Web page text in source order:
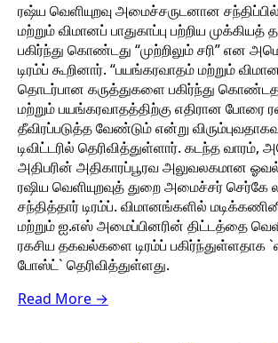
ரஷ்ய வெளியுறவு அமைச்சருடனான
மற்றும் விமானப் பாதுகாப்பு பற்றிய
பகிர்ந்து கொண்டது “முற்றிலும் சரி” என
டிரம்ப் கூறினார். “பயங்கரவாதம் மற்றும்
தொடர்பான கருத்துகளை பகிர்ந்து
மற்றும் பயங்கரவாதத்திற்கு எதிரான போரை
தீவிரப்படுத்த வேண்டும் என்று
டிவிட்டரில் தெரிவித்துள்ளார். கடந்த வாரம்,
அதிபரின் அதிகாரப்பூரவ அலுவலகமான
ரஷிய வெளியுறவுத் துறை அமைச்சர்
சந்தித்தார் டிரம்ப். விமானங்களில்
மற்றும் ஐ.எஸ் அமைப்பினரின் திட்டத்தை
ரகசிய தகவல்களை டிரம்ப் பகிர்ந்துள்ளதாக
போஸ்ட்` தெரிவித்துள்ளது.
Read More →